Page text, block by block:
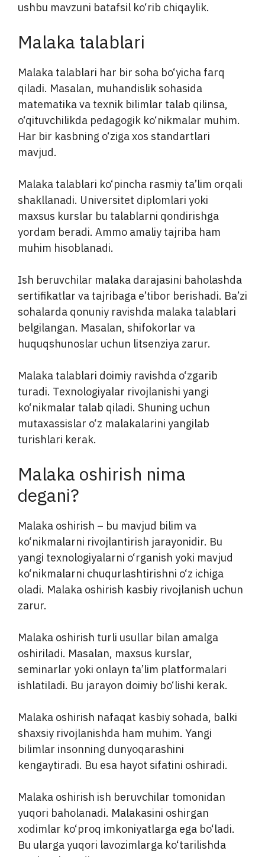
ushbu mavzuni batafsil ko‘rib chiqaylik.
Malaka talablari
Malaka talablari har bir soha bo‘yicha farq
qiladi. Masalan, muhandislik sohasida
matematika va texnik bilimlar talab qilinsa,
o‘qituvchilikda pedagogik ko‘nikmalar muhim.
Har bir kasbning o‘ziga xos standartlari
mavjud.
Malaka talablari ko‘pincha rasmiy ta’lim orqali
shakllanadi. Universitet diplomlari yoki
maxsus kurslar bu talablarni qondirishga
yordam beradi. Ammo amaliy tajriba ham
muhim hisoblanadi.
Ish beruvchilar malaka darajasini baholashda
sertifikatlar va tajribaga e’tibor berishadi. Ba’zi
sohalarda qonuniy ravishda malaka talablari
belgilangan. Masalan, shifokorlar va
huquqshunoslar uchun litsenziya zarur.
Malaka talablari doimiy ravishda o‘zgarib
turadi. Texnologiyalar rivojlanishi yangi
ko‘nikmalar talab qiladi. Shuning uchun
mutaxassislar o‘z malakalarini yangilab
turishlari kerak.
Malaka oshirish nima
degani?
Malaka oshirish – bu mavjud bilim va
ko‘nikmalarni rivojlantirish jarayonidir. Bu
yangi texnologiyalarni o‘rganish yoki mavjud
ko‘nikmalarni chuqurlashtirishni o‘z ichiga
oladi. Malaka oshirish kasbiy rivojlanish uchun
zarur.
Malaka oshirish turli usullar bilan amalga
oshiriladi. Masalan, maxsus kurslar,
seminarlar yoki onlayn ta’lim platformalari
ishlatiladi. Bu jarayon doimiy bo‘lishi kerak.
Malaka oshirish nafaqat kasbiy sohada, balki
shaxsiy rivojlanishda ham muhim. Yangi
bilimlar insonning dunyoqarashini
kengaytiradi. Bu esa hayot sifatini oshiradi.
Malaka oshirish ish beruvchilar tomonidan
yuqori baholanadi. Malakasini oshirgan
xodimlar ko‘proq imkoniyatlarga ega bo‘ladi.
Bu ularga yuqori lavozimlarga ko‘tarilishda